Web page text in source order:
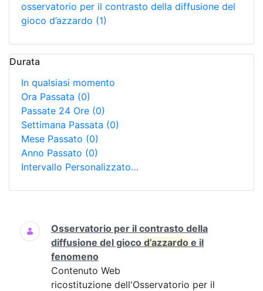
osservatorio per il contrasto della diffusione del
gioco d’azzardo (1)
Durata
In qualsiasi momento
Ora Passata (0)
Passate 24 Ore (0)
Settimana Passata (0)
Mese Passato (0)
Anno Passato (0)
Intervallo Personalizzato…
Ricerca
Osservatorio per il contrasto della
diffusione del gioco d’azzardo e il
fenomeno
Contenuto Web
ricostituzione dell'Osservatorio per il